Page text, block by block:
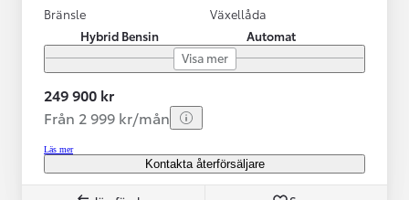
Bränsle
Hybrid Bensin
Växellåda
Automat
Visa mer
249 900 kr
Från 2 999 kr/mån
Läs mer
Kontakta återförsäljare